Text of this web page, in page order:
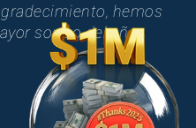
hemos
sorteo del año.